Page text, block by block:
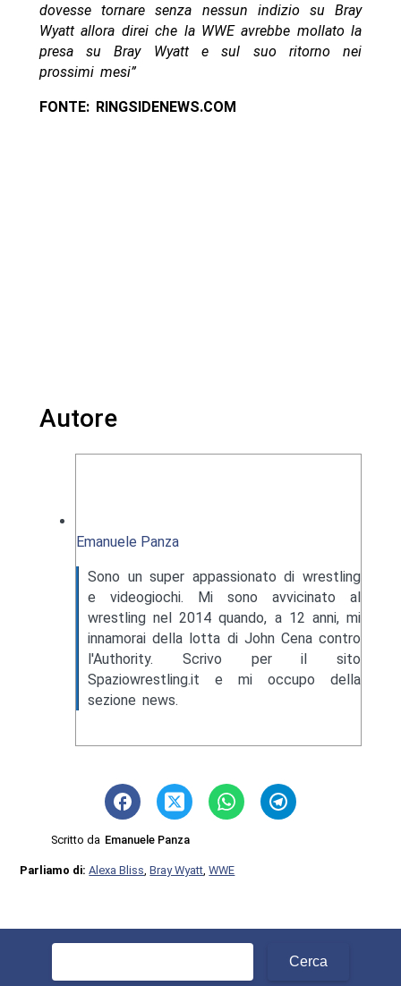
dovesse tornare senza nessun indizio su Bray
Wyatt allora direi che la WWE avrebbe mollato la
presa su Bray Wyatt e sul suo ritorno nei
prossimi mesi”
FONTE: RINGSIDENEWS.COM
Autore
Emanuele Panza
Sono un super appassionato di wrestling
e videogiochi. Mi sono avvicinato al
wrestling nel 2014 quando, a 12 anni, mi
innamorai della lotta di John Cena contro
l'Authority. Scrivo per il sito
Spaziowrestling.it e mi occupo della
sezione news.
Scritto da Emanuele Panza
Parliamo di:Alexa Bliss ,Bray Wyatt ,WWE